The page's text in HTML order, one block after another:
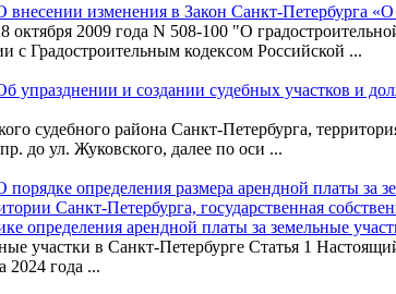
изменения в Закон Санкт-Петербурга
октября 2009 года N 508-100 "О
с Градостроительным кодексом Российской ...
упразднении и создании судебных участков и
судебного района Санкт-Петербурга,
до ул. Жуковского, далее по оси ...
определения размера арендной платы за
Санкт-Петербурга, государственная
определения арендной платы за земельные
участки в Санкт-Петербурге Статья 1
2024 года ...